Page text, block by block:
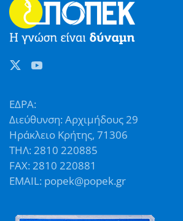
ΕΔΡΑ:
Διεύθυνση: Αρχιμήδους 29
Ηράκλειο Κρήτης, 71306
ΤΗΛ: 2810 220885
FAX: 2810 220881
EMAIL: popek@popek.gr